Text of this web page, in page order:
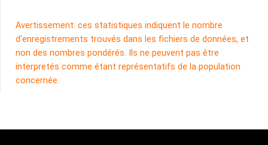
Avertissement: ces statistiques indiquent le nombre
d'enregistrements trouvés dans les fichiers de données, et
non des nombres pondérés. Ils ne peuvent pas être
interpretés comme étant représentatifs de la population
concernée.